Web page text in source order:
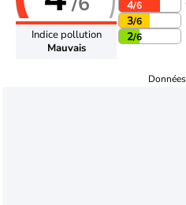
Indice pollution
Mauvais
4/6
3/6
2/6